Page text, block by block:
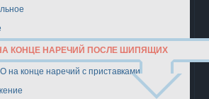
КОНЦЕ НАРЕЧИЙ ПОСЛЕ ШИПЯЩИХ
на конце наречий с приставками